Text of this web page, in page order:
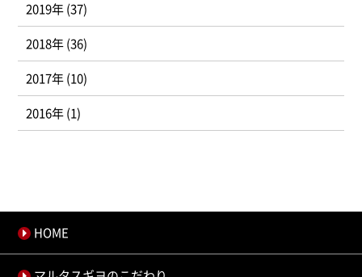
2019年 (37)
2018年 (36)
2017年 (10)
2016年 (1)
HOME